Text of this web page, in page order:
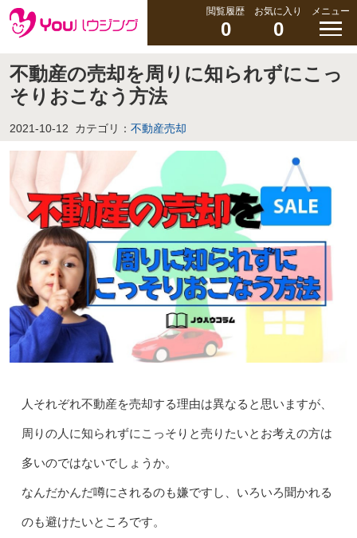
閲覧履歴
0
お気に入り
0
メニュー
不動産の売却を周りに知られずにこっ
そりおこなう方法
2021-10-12 カテゴリ： 不動産売却
人それぞれ不動産を売却する理由は異なると思いますが、
周りの人に知られずにこっそりと売りたいとお考えの方は
多いのではないでしょうか。
なんだかんだ噂にされるのも嫌ですし、いろいろ聞かれる
のも避けたいところです。